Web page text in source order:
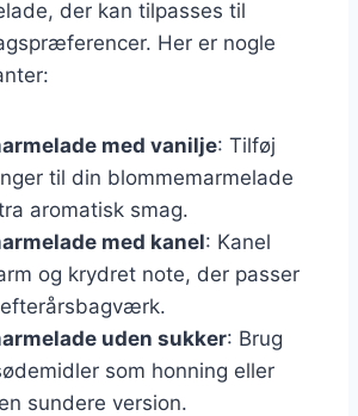
der kan tilpasses til
Her er nogle
med vanilje: Tilføj
til din blommemarmelade
aromatisk smag.
med kanel: Kanel
og krydret note, der passer
uden sukker: Brug
som honning eller
sundere version.